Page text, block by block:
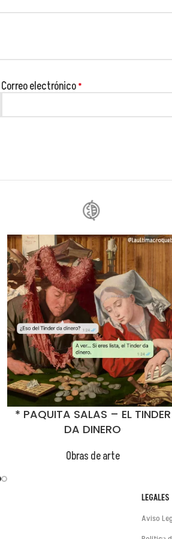
Correo electrónico*
* PAQUITA SALAS – EL TINDER
DA DINERO
Obras de arte
LEGALES
Aviso
😂